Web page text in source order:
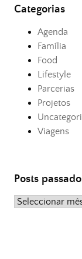
Categorias
Agenda
Família
Food
Lifestyle
Parcerias
Projetos
Viagens
Posts
Posts